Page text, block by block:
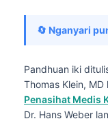
🔄 Nganyari
Pandhuan iki
Thomas Klein, MD
Penasihat Medis
Dr. Hans Weber